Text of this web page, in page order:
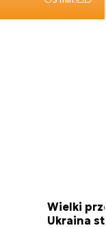
Wielki
Ukraina